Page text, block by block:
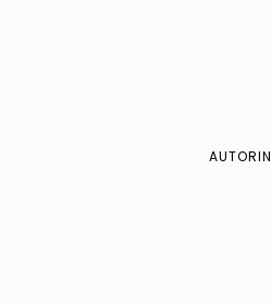
AUTORIN